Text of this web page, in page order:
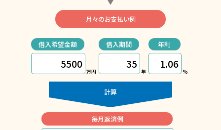
月々のお支払い例
借入希望金額
万円
借入期間
年
年利
%
計算
毎月返済例